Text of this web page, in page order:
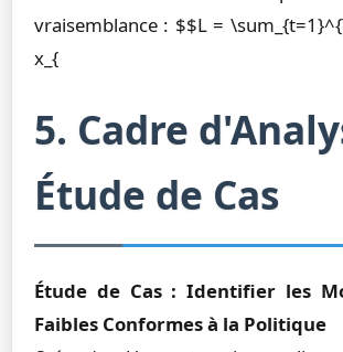
vraisemblance : $$L =
x_{
5. Cadre
Étude de Cas
Étude de Cas : Identifier les
Faibles Conformes à la Politique